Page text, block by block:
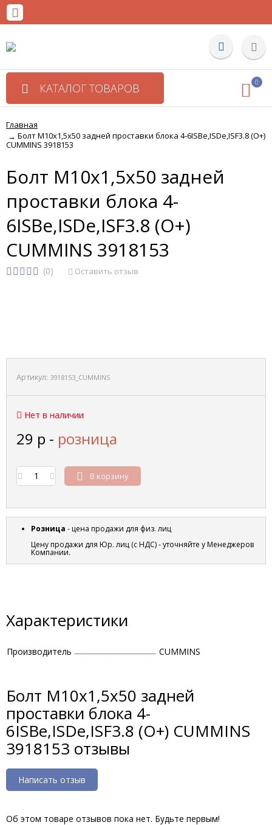
КАТАЛОГ ТОВАРОВ 0
Главная
→ Болт М10х1,5х50 задней проставки блока 4-6ISBe,ISDe,ISF3.8 (О+)
CUMMINS 3918153
Болт М10х1,5х50 задней
проставки блока 4-
6ISBe,ISDe,ISF3.8 (О+)
CUMMINS 3918153
(0) Оставить отзыв
Артикул: 3918153_CUMMINS
Нет в наличии
29 р - розница
В корзину
Розница - цена продажи для физ. лиц
Цену продажи для Юр. лиц (с НДС) - уточняйте у Менеджеров
Компании.
Характеристики
Производитель CUMMINS
Болт М10х1,5х50 задней
проставки блока 4-
6ISBe,ISDe,ISF3.8 (О+) CUMMINS
3918153 отзывы
Написать отзыв
Об этом товаре отзывов пока нет. Будьте первым!